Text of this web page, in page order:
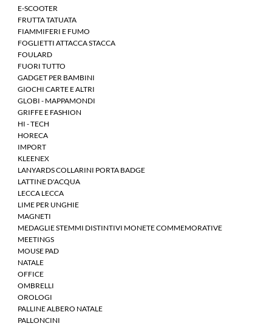
E-SCOOTER
FRUTTA TATUATA
FIAMMIFERI E FUMO
FOGLIETTI ATTACCA STACCA
FOULARD
FUORI TUTTO
GADGET PER BAMBINI
GIOCHI CARTE E ALTRI
GLOBI - MAPPAMONDI
GRIFFE E FASHION
HI - TECH
HORECA
IMPORT
KLEENEX
LANYARDS COLLARINI PORTA BADGE
LATTINE D'ACQUA
LECCA LECCA
LIME PER UNGHIE
MAGNETI
MEDAGLIE STEMMI DISTINTIVI MONETE COMMEMORATIVE
MEETINGS
MOUSE PAD
NATALE
OFFICE
OMBRELLI
OROLOGI
PALLINE ALBERO NATALE
PALLONCINI